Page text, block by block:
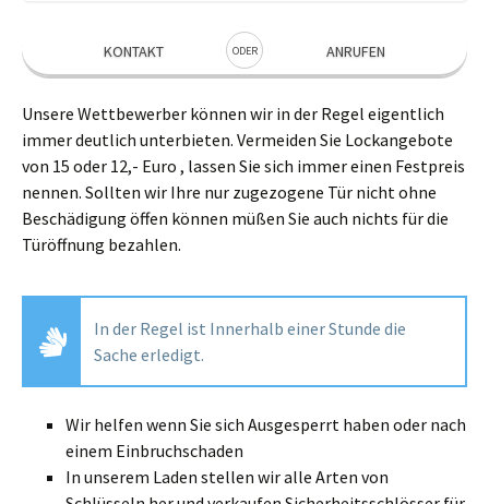
KONTAKT ODER ANRUFEN
Unsere Wettbewerber können wir in der Regel eigentlich
immer deutlich unterbieten. Vermeiden Sie Lockangebote
von 15 oder 12,- Euro , lassen Sie sich immer einen Festpreis
nennen. Sollten wir Ihre nur zugezogene Tür nicht ohne
Beschädigung öffen können müßen Sie auch nichts für die
Türöffnung bezahlen.
In der Regel ist Innerhalb einer Stunde die
Sache erledigt.
Wir helfen wenn Sie sich Ausgesperrt haben oder nach
einem Einbruchschaden
In unserem Laden stellen wir alle Arten von